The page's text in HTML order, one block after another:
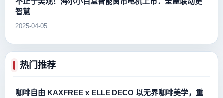
智慧
2025-04-05
热门推荐
咖啡自由 KAXFREE x ELLE DECO 以无界咖啡美学，重